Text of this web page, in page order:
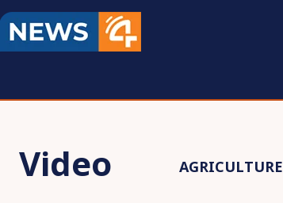
Video AGRICULTURE